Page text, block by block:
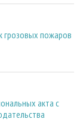
пожаров
акта с